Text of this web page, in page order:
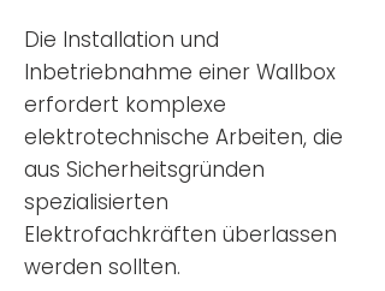
Die Installation und
Inbetriebnahme einer Wallbox
erfordert komplexe
elektrotechnische Arbeiten, die
aus Sicherheitsgründen
spezialisierten
Elektrofachkräften überlassen
werden sollten.